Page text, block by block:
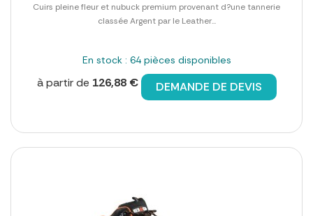
Cuirs pleine fleur et nubuck premium provenant d?une tannerie
classée Argent par le Leather...
En stock : 64 pièces disponibles
à partir de 126,88 € DEMANDE DE DEVIS